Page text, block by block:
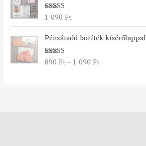
n
y
:
Értékelés:
1 090Ft
Pénzátadó boríték kísérőlappal
Értékelés:
890Ft – 1 090Ft
Á
r
a